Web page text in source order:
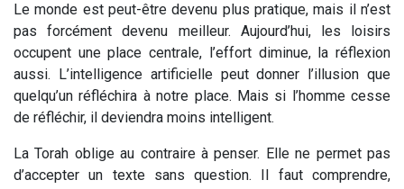
Le monde est peut-être devenu plus pratique, mais il n’est
pas forcément devenu meilleur. Aujourd’hui, les loisirs
occupent une place centrale, l’effort diminue, la réflexion
aussi. L’intelligence artificielle peut donner l’illusion que
quelqu’un réfléchira à notre place. Mais si l’homme cesse
de réfléchir, il deviendra moins intelligent.
La Torah oblige au contraire à penser. Elle ne permet pas
d’accepter un texte sans question. Il faut comprendre,